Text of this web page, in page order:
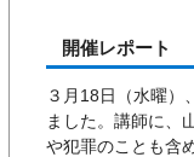
開催レポート
３月18日（水曜）
ました。講師に、
や犯罪のことも含